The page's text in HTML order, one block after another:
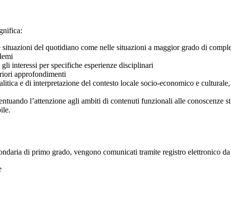
del quotidiano come nelle situazioni a maggior grado di
interessi per specifiche esperienze disciplinari
approfondimenti
e di interpretazione del contesto locale socio-economico e
l’attenzione agli ambiti di contenuti funzionali alle conoscenze
di primo grado, vengono comunicati tramite registro elettronico